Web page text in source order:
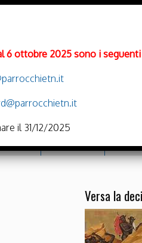
Versa la
6 ottobre 2025 sono i seguenti
il 31/12/2025